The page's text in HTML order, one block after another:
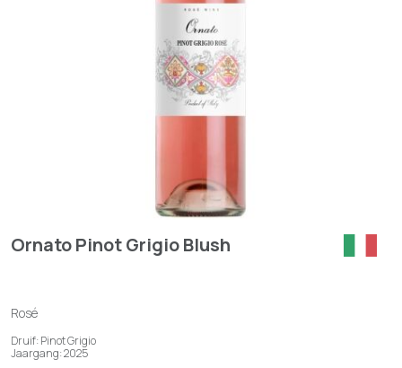
Ornato Pinot Grigio Blush
Rosé
Druif: Pinot Grigio
Jaargang: 2025